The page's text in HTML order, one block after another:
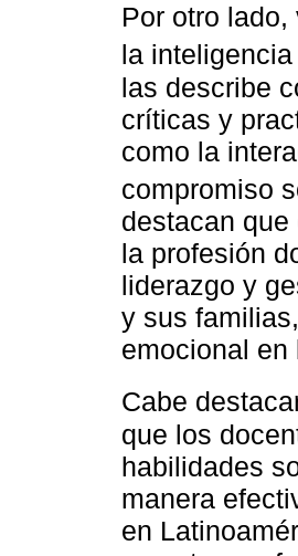
Por otro
la
las describe
críticas y
como la
compromiso
destacan
la profesión
liderazgo y
y sus
emocional en
Cabe
que los
habilidades
manera
en